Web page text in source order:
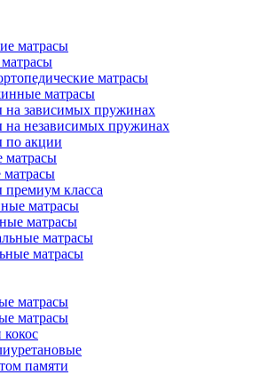
матрасы
матрасы
матрасы
на зависимых пружинах
на независимых пружинах
по акции
матрасы
матрасы
премиум класса
матрасы
матрасы
матрасы
матрасы
матрасы
матрасы
кокос
памяти